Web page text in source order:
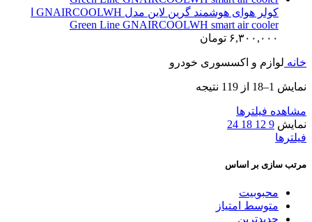
Green Line GNAIRCOOLWH smart air cooler
۶,۳۰۰,۰۰۰ تومان
خانه لوازم و اکسسوری خودرو
نمایش 1–18 از 119 نتیجه
مشاهده فیلترها
نمایش 9
12
18
24
فیلترها
مرتب سازی بر اساس
محبوبیت
متوسط امتیاز
جدیدترین